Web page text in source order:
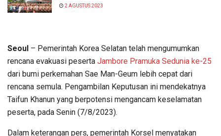
2 AGUSTUS 2023
Seoul – Pemerintah Korea Selatan telah mengumumkan
rencana evakuasi peserta Jambore Pramuka Sedunia ke-25
dari bumi perkemahan Sae Man-Geum lebih cepat dari
rencana semula. Pengambilan Keputusan ini mendekatnya
Taifun Khanun yang berpotensi mengancam keselamatan
peserta, pada Senin (7/8/2023).
Dalam keterangan pers, pemerintah Korsel menyatakan